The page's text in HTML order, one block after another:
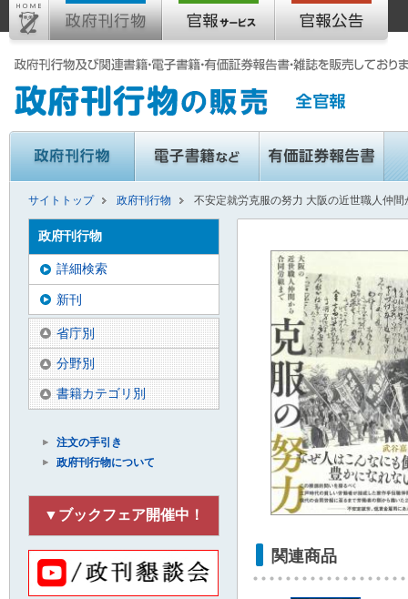
サイトトップ 政府刊行物 不安定就労克服の努力 大阪の近世職人仲
関連商品
政府刊行物
詳細検索
新刊
省庁別
分野別
書籍カテゴリ別
注文の手引き
政府刊行物について
▼ブックフェア開催中！